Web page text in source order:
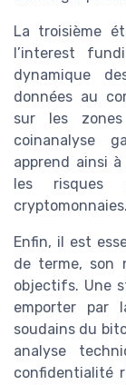
La troisième
l’interest
dynamique
données au
sur les
coinanalyse
apprend ainsi
les risques
cryptomonnaies.
Enfin, il est
de terme, son
objectifs. Une
emporter par
soudains du
analyse
confidentialité